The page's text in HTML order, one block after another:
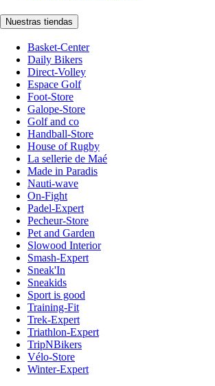
Nuestras tiendas
Basket-Center
Daily Bikers
Direct-Volley
Espace Golf
Foot-Store
Galope-Store
Golf and co
Handball-Store
House of Rugby
La sellerie de Maé
Made in Paradis
Nauti-wave
On-Fight
Padel-Expert
Pecheur-Store
Pet and Garden
Slowood Interior
Smash-Expert
Sneak'In
Sneakids
Sport is good
Training-Fit
Trek-Expert
Triathlon-Expert
TripNBikers
Vélo-Store
Winter-Expert